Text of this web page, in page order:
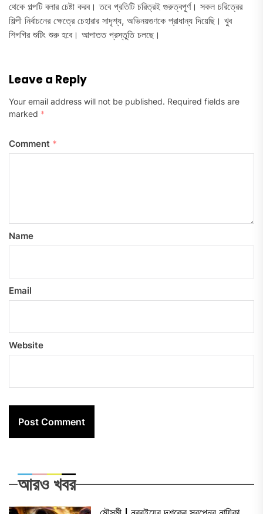
থেকে গল্পটি বলার চেষ্টা করব। তবে প্রতিটি চরিত্রই গুরুত্বপূর্ণ। সকল চরিত্রের
শিল্পী নির্বাচনের ক্ষেত্রে চেহারার সাদৃশ্য, অভিনয়গুণকে প্রাধান্য দিয়েছি। খুব
শিগগির শুটিং শুরু হবে। আপাতত প্রস্তুতি চলছে।
Leave a Reply
Your email address will not be published. Required fields are
marked *
Comment *
Name
Email
Website
আরও খবর